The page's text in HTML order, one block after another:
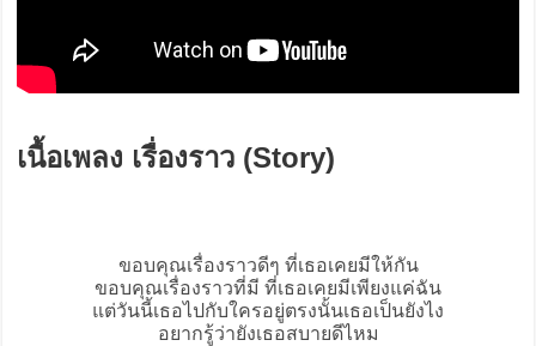
เนื้อเพลง เรื่องราว (Story)
ขอบคุณเรื่องราวดีๆ ที่เธอเคยมีให้กัน
ขอบคุณเรื่องราวที่มี ที่เธอเคยมีเพียงแค่ฉัน
แต่วันนี้เธอไปกับใครอยู่ตรงนั้นเธอเป็นยังไง
อยากรู้ว่ายังเธอสบายดีไหม